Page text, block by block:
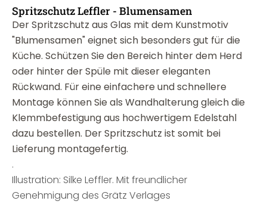
Spritzschutz Leffler - Blumensamen
Der Spritzschutz aus Glas mit dem Kunstmotiv
"Blumensamen" eignet sich besonders gut für die
Küche. Schützen Sie den Bereich hinter dem Herd
oder hinter der Spüle mit dieser eleganten
Rückwand. Für eine einfachere und schnellere
Montage können Sie als Wandhalterung gleich die
Klemmbefestigung aus hochwertigem Edelstahl
dazu bestellen. Der Spritzschutz ist somit bei
Lieferung montagefertig.
.
Illustration: Silke Leffler. Mit freundlicher
Genehmigung des Grätz Verlages